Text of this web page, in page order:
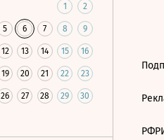
1 2
5 6 7 8 9
12 13 14 15 16
19 20 21 22 23
26 27 28 29 30